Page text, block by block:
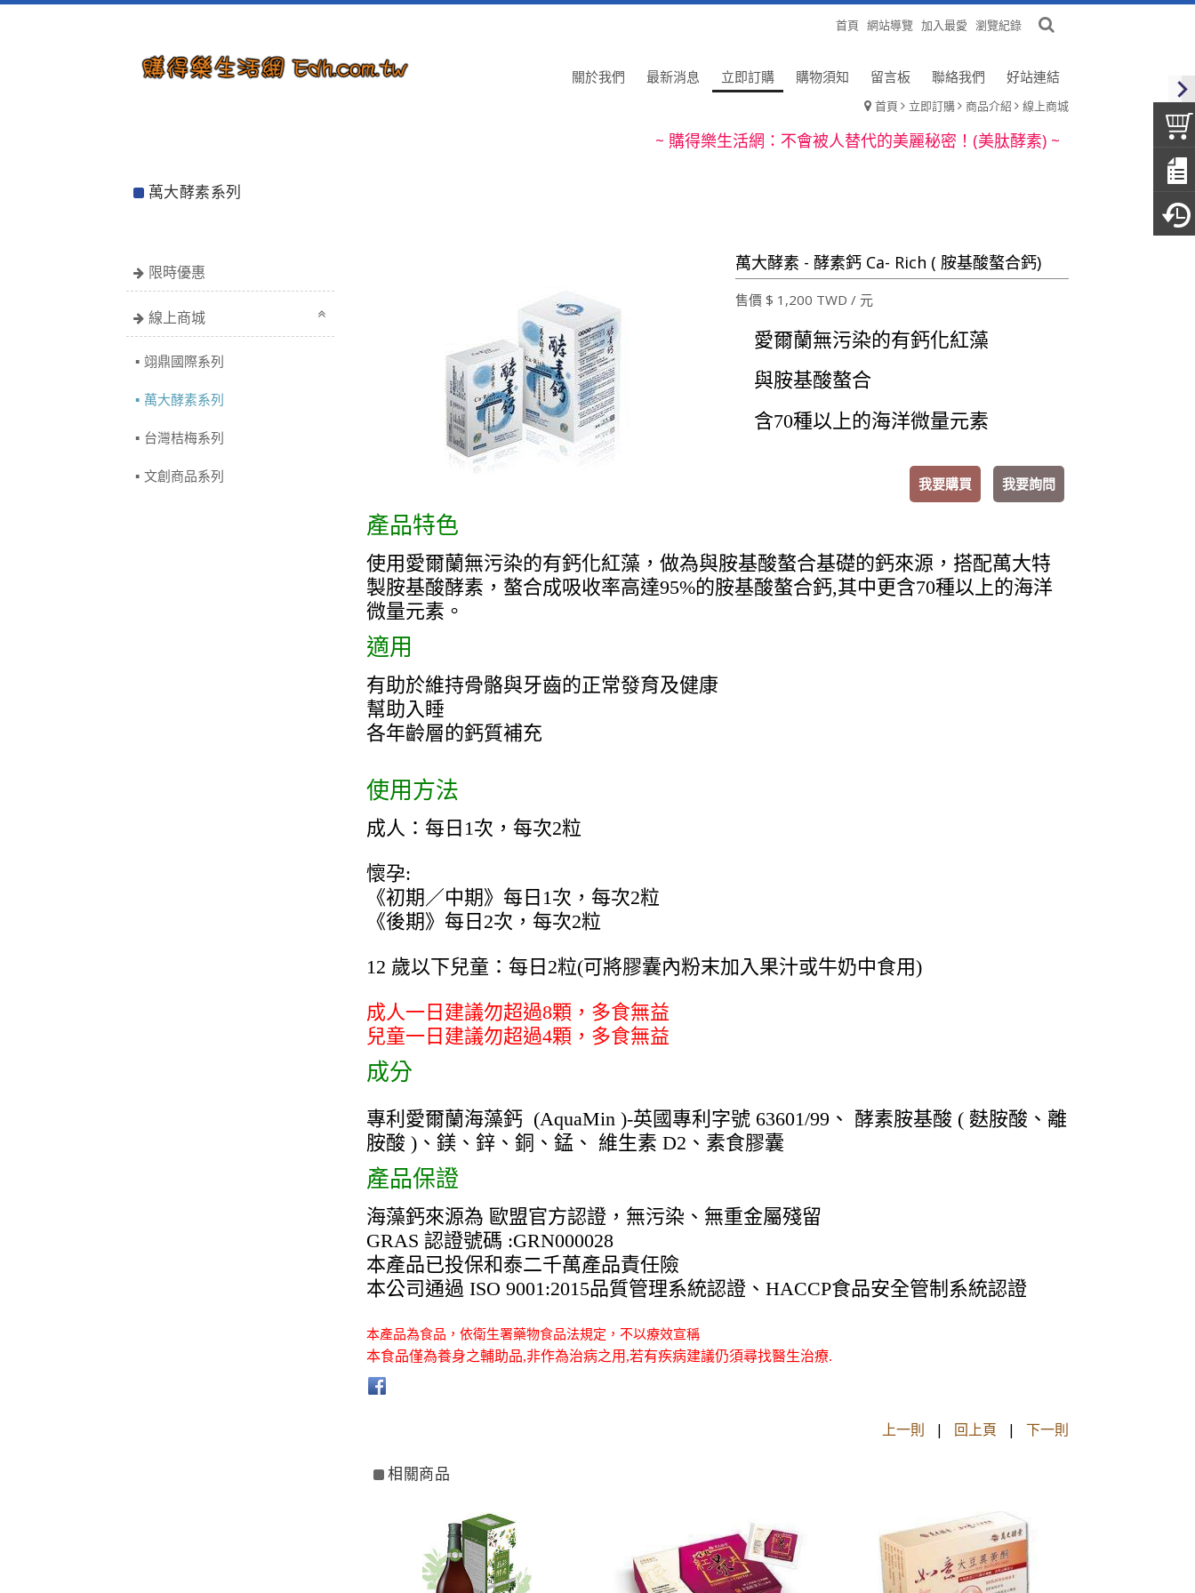
首頁 網站導覽 加入最愛 瀏覽紀錄
關於我們 最新消息 立即訂購 購物須知 留言板 聯絡我們 好站連結
首頁 立即訂購 商品介紹 線上商城
~ 購得樂生活網：梅精再酸也不怕，製成粒狀更容易吃！(青梅精) ~
~ 購得樂生活網：不會被人替代的美麗秘密！(美肽酵素) ~
~ 購得樂生活網：不會被人替代的美麗秘密！(美肽酵素) ~
~ 購得樂生活網：清除不要的髒東西，回到最初的潔淨感受(纖康寶) ~
~ 購得樂生活網：不僅要補鈣，補對鈣很重要！(酵素鈣) ~
萬大酵素系列
限時優惠
線上商城
翊鼎國際系列
萬大酵素系列
台灣桔梅系列
文創商品系列
萬大酵素 - 酵素鈣 Ca- Rich ( 胺基酸螯合鈣)
售價 $ 1,200 TWD / 元
愛爾蘭無污染的有鈣化紅藻
與胺基酸螯合
含70種以上的海洋微量元素
我要購買 我要詢問
產品特色
使用愛爾蘭無污染的有鈣化紅藻，做為與胺基酸螯合基礎的鈣來源，搭配萬大特
製胺基酸酵素，螯合成吸收率高達95%的胺基酸螯合鈣,其中更含70種以上的海洋
微量元素。
適用
有助於維持骨骼與牙齒的正常發育及健康
幫助入睡
各年齡層的鈣質補充
使用方法
成人：每日1次，每次2粒
懷孕:
《初期／中期》每日1次，每次2粒
《後期》每日2次，每次2粒
12 歲以下兒童：每日2粒(可將膠囊內粉末加入果汁或牛奶中食用)
成人一日建議勿超過8顆，多食無益
兒童一日建議勿超過4顆，多食無益
成分
專利愛爾蘭海藻鈣 (AquaMin )-英國專利字號 63601/99、 酵素胺基酸 ( 麩胺酸、離
胺酸 )、鎂、鋅、銅、錳、 維生素 D2、素食膠囊
產品保證
海藻鈣來源為 歐盟官方認證，無污染、無重金屬殘留
GRAS 認證號碼 :GRN000028
本產品已投保和泰二千萬產品責任險
本公司通過 ISO 9001:2015品質管理系統認證、HACCP食品安全管制系統認證
本產品為食品，依衛生署藥物食品法規定，不以療效宣稱
本食品僅為養身之輔助品,非作為治病之用,若有疾病建議仍須尋找醫生治療.
上一則 | 回上頁 | 下一則
相關商品